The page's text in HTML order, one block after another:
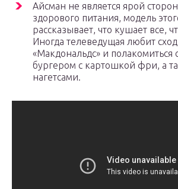
Айсман не является ярой
здорового питания, модель
рассказывает, что кушает все,
Иногда телеведущая любит
«Макдональдс» и полакомиться
бургером с картошкой фри, а
нагетсами.